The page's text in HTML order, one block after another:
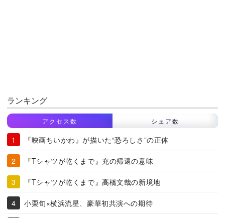
ランキング
アクセス数 シェア数
『映画ちいかわ』が描いた“恐ろしさ”の正体
『Tシャツが乾くまで』充の帰還の意味
『Tシャツが乾くまで』高橋文哉の新境地
小栗旬×横浜流星、豪華初共演への期待